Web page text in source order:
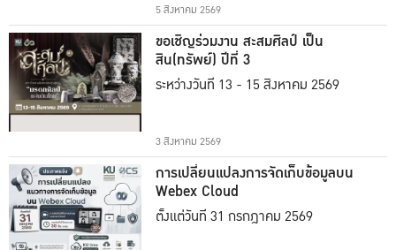
5 สิงหาคม 2569
ขอเชิญร่วมงาน สะสมศิลป์ เป็น
สิน(ทรัพย์) ปีที่ 3
ระหว่างวันที่ 13 - 15 สิงหาคม 2569
3 สิงหาคม 2569
การเปลี่ยนแปลงการจัดเก็บข้อมูลบน
Webex Cloud
ตั้งแต่วันที่ 31 กรกฎาคม 2569